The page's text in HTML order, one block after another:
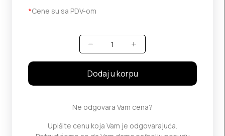
*Cene su sa PDV-om
Količina
Dodaj u korpu
Ne odgovara Vam cena?
Upišite cenu koja Vam je odgovarajuća.